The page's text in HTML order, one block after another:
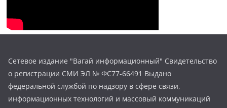
Сетевое издание "Вагай информационный" Свидетельство
о регистрации СМИ ЭЛ № ФС77-66491 Выдано
федеральной службой по надзору в сфере связи,
информационных технологий и массовый коммуникаций